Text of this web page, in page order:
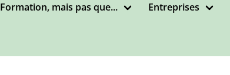
Formation, mais pas que... Entreprises